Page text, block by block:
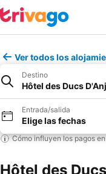
Ver todos los
Destino
Hôtel des Ducs
Entrada/salida
Elige las fechas
Cómo influyen los pagos
Hôtel des